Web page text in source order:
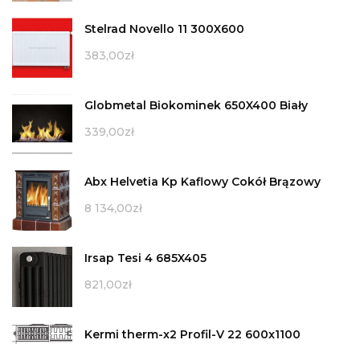
Stelrad Novello 11 300X600
383,00zł
Globmetal Biokominek 650X400 Biały
339,00zł
Abx Helvetia Kp Kaflowy Cokół Brązowy
8 134,00zł
Irsap Tesi 4 685X405
821,00zł
Kermi therm-x2 Profil-V 22 600x1100